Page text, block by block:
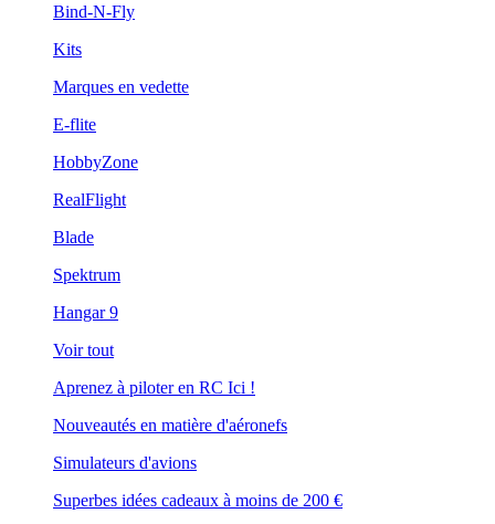
Bind-N-Fly
Kits
Marques en vedette
E-flite
HobbyZone
RealFlight
Blade
Spektrum
Hangar 9
Voir tout
Aprenez à piloter en RC Ici !
Nouveautés en matière d'aéronefs
Simulateurs d'avions
Superbes idées cadeaux à moins de 200 €